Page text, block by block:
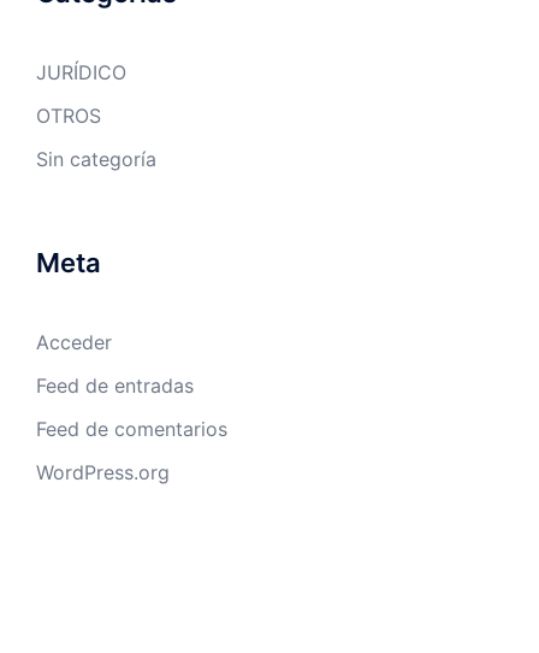
JURÍDICO
OTROS
Sin categoría
Meta
Acceder
Feed de entradas
Feed de comentarios
WordPress.org